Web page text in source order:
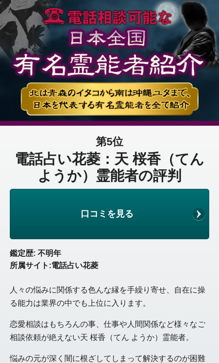
第5位
電話占い花菱：天 桜香（てん
ようか）霊能者の評判
口コミを見る
鑑定歴: 不明年
所属サイト:電話占い花菱
人々の悩みに関係する色んな縁を手繰り寄せ、自在に操
る能力は業界の中でも上位に入ります。
恋愛相談はもちろんの事、仕事や人間関係など様々なご
相談依頼が絶えない天 桜香（てん ようか）霊能者。
悩みの元が深く闇に根ざしてしまって解決するのが困難